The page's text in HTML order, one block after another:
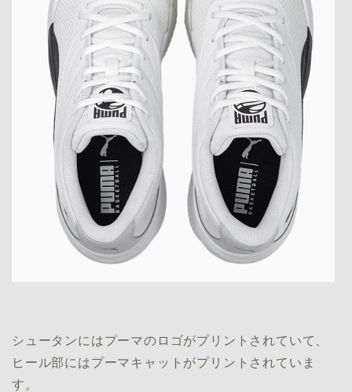
シュータンにはプーマのロゴがプリントされていて、
ヒール部にはプーマキャットがプリントされていま
す。